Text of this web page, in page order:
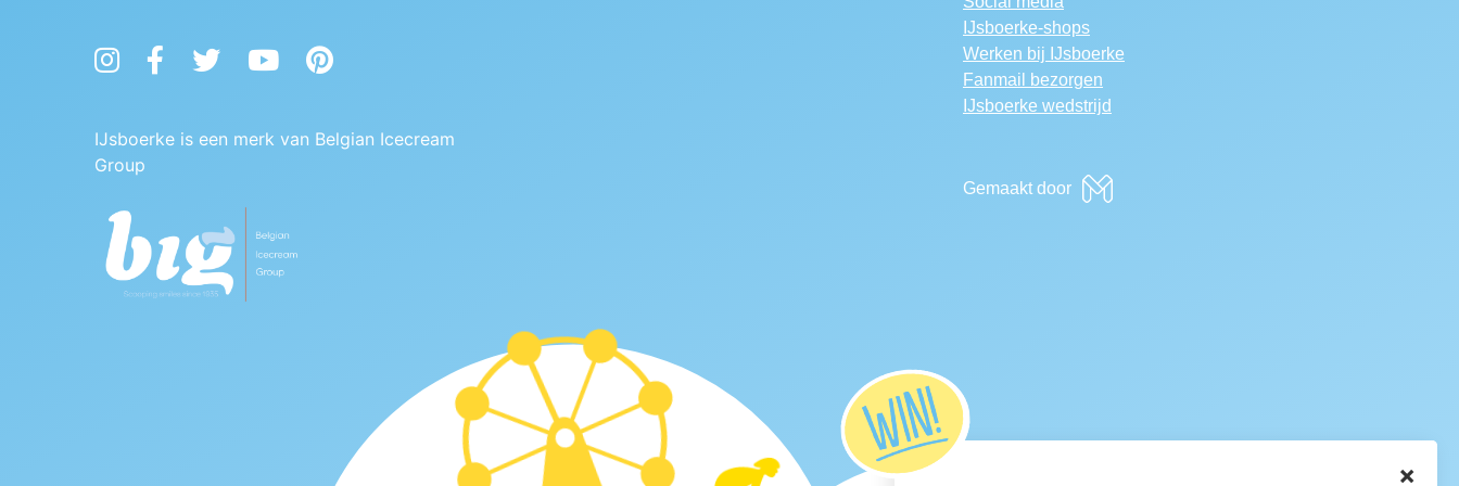
InstagramFacebookTwitter YouTubePinterest
IJsboerke is een merk van Belgian Icecream
Group
IJsboerke-shops
Werken bij IJsboerke
Fanmail bezorgen
IJsboerke wedstrijd
Gemaakt door
×